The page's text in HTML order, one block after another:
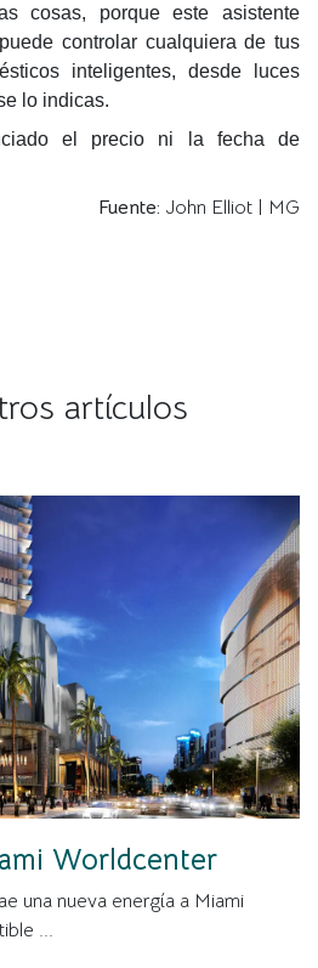
cosas, porque este asistente
controlar cualquiera de tus
inteligentes, desde luces
lo indicas.
el precio ni la fecha de
Fuente: John Elliot | MG
artículos
Worldcenter
una nueva energía a Miami
...